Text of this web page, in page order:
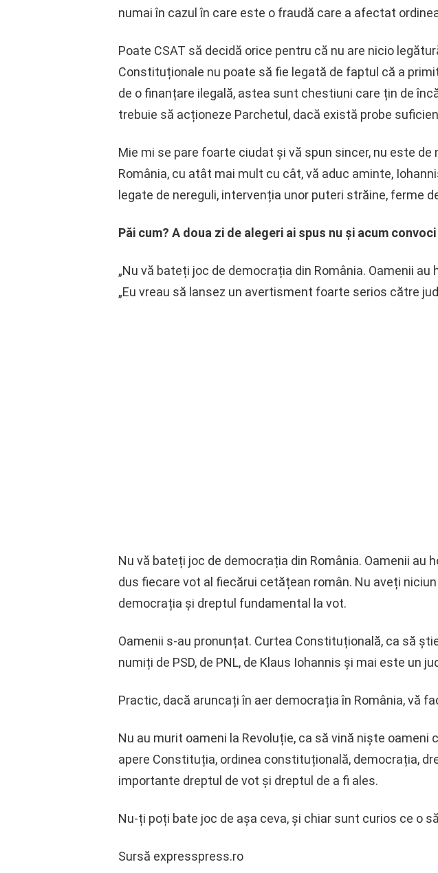
numai în cazul în care este o fraudă care a afectat
Poate CSAT să decidă orice pentru că nu are nicio
Constituționale nu poate să fie legată de faptul că a
de o finanțare ilegală, astea sunt chestiuni care țin de
trebuie să acționeze Parchetul, dacă există probe
Mie mi se pare foarte ciudat și vă spun sincer, nu este
România, cu atât mai mult cu cât, vă aduc aminte,
legate de nereguli, intervenția unor puteri străine, ferme
Păi cum? A doua zi de alegeri ai spus nu și acum
„Nu vă bateți joc de democrația din România. Oamenii
„Eu vreau să lansez un avertisment foarte serios către
Nu vă bateți joc de democrația din România. Oamenii
dus fiecare vot al fiecărui cetățean român. Nu aveți
democrația și dreptul fundamental la vot.
Oamenii s-au pronunțat. Curtea Constituțională, ca să
numiți de PSD, de PNL, de Klaus Iohannis și mai este un
Practic, dacă aruncați în aer democrația în România, vă
Nu au murit oameni la Revoluție, ca să vină niște
apere Constituția, ordinea constituțională, democrația,
importante dreptul de vot și dreptul de a fi ales.
Nu-ți poți bate joc de așa ceva, și chiar sunt curios ce o
Sursă expresspress.ro